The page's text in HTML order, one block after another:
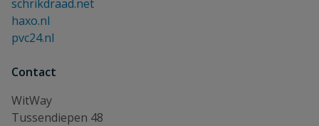
schrikdraad.net
haxo.nl
pvc24.nl
Contact
WitWay
Tussendiepen 48